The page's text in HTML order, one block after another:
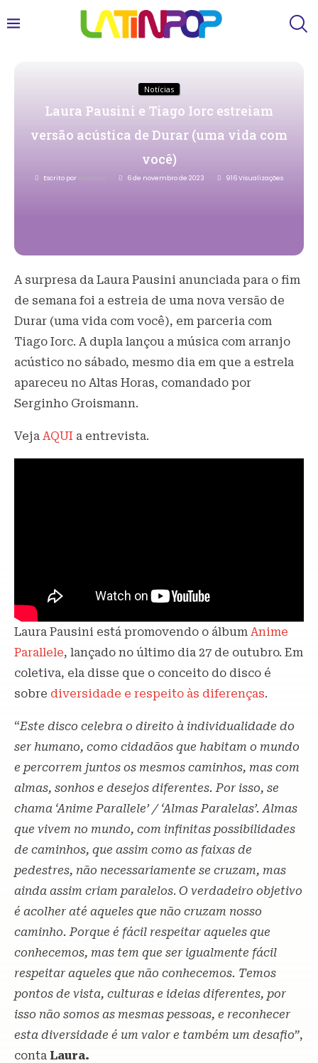
Notícias
Laura Pausini e Tiago Iorc estreiam
versão acústica de Durar (uma vida com
você)
Escrito por 6 de novembro de 2023 916Visualizações
A surpresa da Laura Pausini anunciada para o fim
de semana foi a estreia de uma nova versão de
Durar (uma vida com você), em parceria com
Tiago Iorc. A dupla lançou a música com arranjo
acústico no sábado, mesmo dia em que a estrela
apareceu no Altas Horas, comandado por
Serginho Groismann.
Veja AQUI a entrevista.
Laura Pausini está promovendo o álbum Anime
Parallele, lançado no último dia 27 de outubro. Em
coletiva, ela disse que o conceito do disco é
sobre diversidade e respeito às diferenças.
“Este disco celebra o direito à individualidade do
ser humano, como cidadãos que habitam o mundo
e percorrem juntos os mesmos caminhos, mas com
almas, sonhos e desejos diferentes. Por isso, se
chama ‘Anime Parallele’ / ‘Almas Paralelas’. Almas
que vivem no mundo, com infinitas possibilidades
de caminhos, que assim como as faixas de
pedestres, não necessariamente se cruzam, mas
ainda assim criam paralelos. O verdadeiro objetivo
é acolher até aqueles que não cruzam nosso
caminho. Porque é fácil respeitar aqueles que
conhecemos, mas tem que ser igualmente fácil
respeitar aqueles que não conhecemos. Temos
pontos de vista, culturas e ideias diferentes, por
isso não somos as mesmas pessoas, e reconhecer
esta diversidade é um valor e também um desafio”,
conta Laura.